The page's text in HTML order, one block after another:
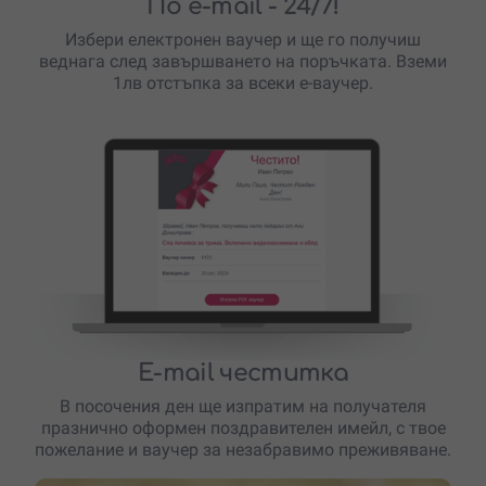
По e-mail - 24/7!
Избери електронен ваучер и ще го получиш
веднага след завършването на поръчката. Вземи
1лв отстъпка за всеки е-ваучер.
E-mail честитка
В посочения ден ще изпратим на получателя
празнично оформен поздравителен имейл, с твое
пожелание и ваучер за незабравимо преживяване.